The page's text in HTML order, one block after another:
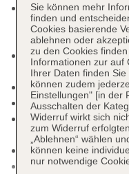
Relaxpool: ab 14
Wellnessbereich,
Sonnenschirme:
Thalassopool
Gebühr,
Badetücher: ohne
Boutique,
Internet: WLAN/
(Anlage): ohne
Internetterminal:
Wäscheservice:
Sie können mehr
finden und
Cookies basierende
ablehnen oder
zu den Cookies
Informationen zur auf
Ihrer Daten finden Sie
können zudem
Einstellungen" [in der
Ausschalten der
Widerruf wirkt sich
zum Widerruf
„Ablehnen“ wählen
können keine
nur notwendige